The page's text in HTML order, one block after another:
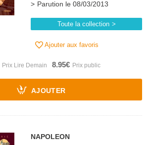
Parution le 08/03/2013
Toute la collection
Ajouter aux favoris
8.95€
AJOUTER
NAPOLEON